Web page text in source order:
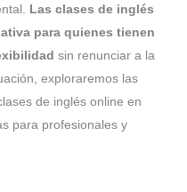
Las clases de inglés
para quienes tienen
sin renunciar a la
exploraremos las
de inglés online en
para profesionales y